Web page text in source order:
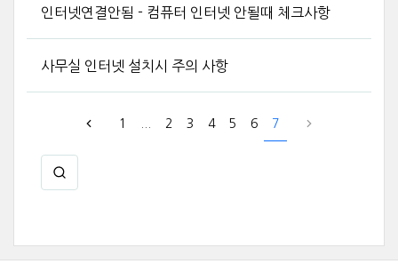
인터넷연결안됨 - 컴퓨터 인터넷 안될때 체크사항
사무실 인터넷 설치시 주의 사항
1 2 3 4 5 6 7